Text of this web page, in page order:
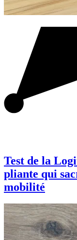
Test de la
pliante qui
mobilité